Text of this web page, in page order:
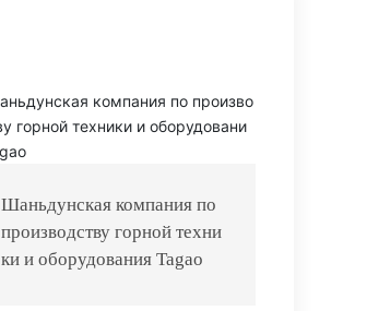
Шаньдунская компания по
производству горной техни
ки и оборудования Tagao